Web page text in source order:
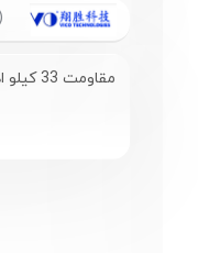
مقاومت 33 کیلو اهم سایز 0805